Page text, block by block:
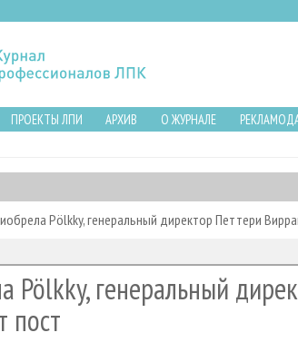
ПРОЕКТЫ ЛПИ АРХИВ О ЖУРНАЛЕ
Pölkky, генеральный директор Петтери
Pölkky, генеральный
пост